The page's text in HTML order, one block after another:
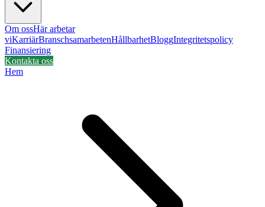
Om ossHär arbetar
viKarriärBranschsamarbetenHållbarhetBloggIntegritetspolicy
Finansiering
Kontakta oss
Hem